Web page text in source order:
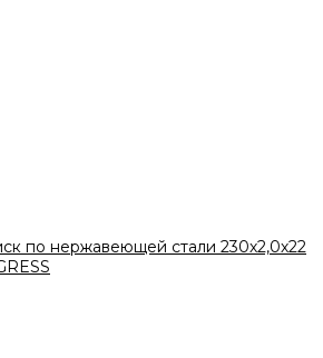
по нержавеющей стали 230х2,0х22